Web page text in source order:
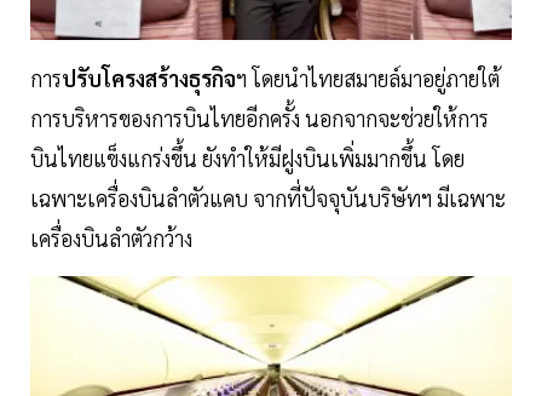
การปรับโครงสร้างธุรกิจฯ โดยนำไทยสมายล์มาอยู่ภายใต้
การบริหารของการบินไทยอีกครั้ง นอกจากจะช่วยให้การ
บินไทยแข็งแกร่งขึ้น ยังทำให้มีฝูงบินเพิ่มมากขึ้น โดย
เฉพาะเครื่องบินลำตัวแคบ จากที่ปัจจุบันบริษัทฯ มีเฉพาะ
เครื่องบินลำตัวกว้าง